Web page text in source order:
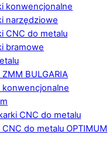
konwencjonalne
narzędziowe
CNC do metalu
bramowe
BULGARIA
konwencjonalne
CNC do metalu
CNC do metalu OPTIMUM